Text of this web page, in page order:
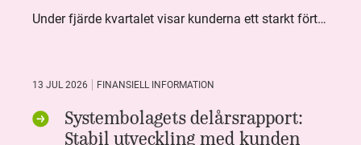
Under fjärde kvartalet visar kunderna ett starkt förtroende för Systembolaget. Nöjd Kund Index (NKI) når en ny rekordnivå och bidrar till att även helåret avslutar starkt. Arbetet med ansvarsfull försäljning ger tydliga resultat där ålderskontroller når sina högsta nivåer någonsin. Samtidigt fortsätter kundernas val att förändras. Allt fler väljer öl och drycker med lägre alkoholhalt. Vi ser också en lägre försäljningsvolym under kvartalet, en utveckling som ligger i linje med den långsiktiga minskningen i alkoholkonsumtionen i Sverige. De officiella konsumtionssiffrorna från CAN för 2025 kommer först under våren men försäljningssiffrorna pekar åt samma håll.
13 JUL 2026 FINANSIELL INFORMATION
Systembolagets delårsrapport:
Stabil utveckling med kunden